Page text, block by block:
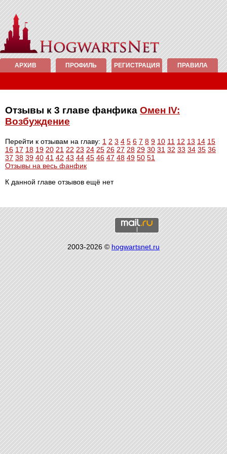
АРХИВ ПРОФИЛЬ РЕГИСТРАЦИЯ ПРАВИЛА
Отзывы к 3 главе фанфика Омен IV:
Возбуждение
Перейти к отзывам на главу: 1 2 3 4 5 6 7 8 9 10 11 12 13 14 15
16 17 18 19 20 21 22 23 24 25 26 27 28 29 30 31 32 33 34 35 36
37 38 39 40 41 42 43 44 45 46 47 48 49 50 51
Отзывы на весь фанфик
К данной главе отзывов ещё нет
2003-2026 ©hogwartsnet.ru